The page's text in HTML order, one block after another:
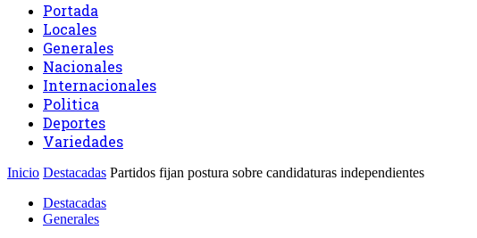
Portada
Locales
Generales
Nacionales
Internacionales
Politica
Deportes
Variedades
Inicio Destacadas Partidos fijan postura sobre candidaturas independientes
Destacadas
Generales